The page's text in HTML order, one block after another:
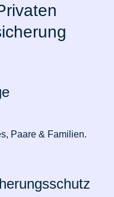
Paare & Familien.